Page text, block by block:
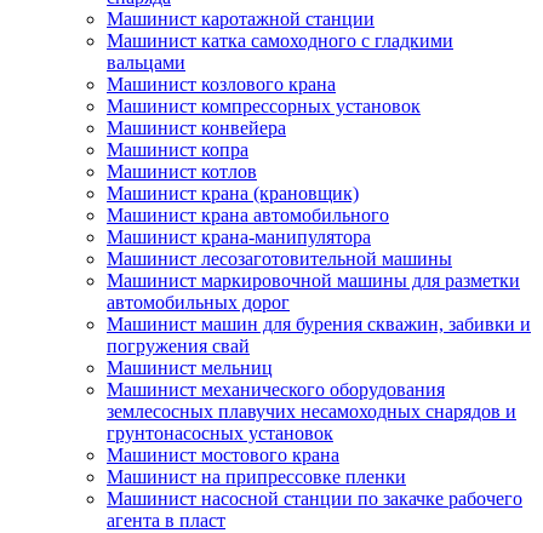
Машинист каротажной станции
Машинист катка самоходного с гладкими
вальцами
Машинист козлового крана
Машинист компрессорных установок
Машинист конвейера
Машинист копра
Машинист котлов
Машинист крана (крановщик)
Машинист крана автомобильного
Машинист крана-манипулятора
Машинист лесозаготовительной машины
Машинист маркировочной машины для разметки
автомобильных дорог
Машинист машин для бурения скважин, забивки и
погружения свай
Машинист мельниц
Машинист механического оборудования
землесосных плавучих несамоходных снарядов и
грунтонасосных установок
Машинист мостового крана
Машинист на припрессовке пленки
Машинист насосной станции по закачке рабочего
агента в пласт